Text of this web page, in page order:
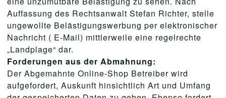
Auffassung des Rechtsanwalt Stefan Richter, stelle
ungewollte Belästigungswerbung per elektronischer
Nachricht ( E-Mail) mittlerweile eine regelrechte
„Landplage“ dar.
Forderungen aus der Abmahnung:
Der Abgemahnte Online-Shop Betreiber wird
aufgefordert, Auskunft hinsichtlich Art und Umfang